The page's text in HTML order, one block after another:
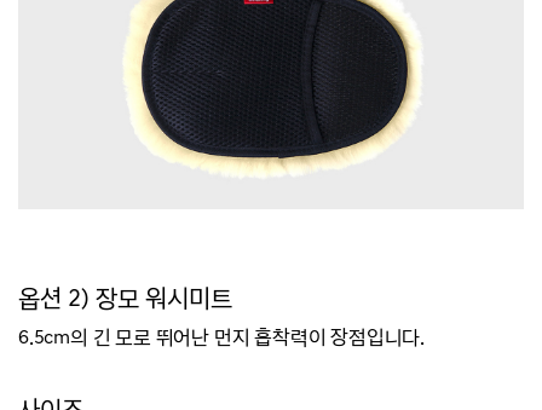
옵션 2) 장모 워시미트
6.5cm의 긴 모로 뛰어난 먼지 흡착력이 장점입니다.